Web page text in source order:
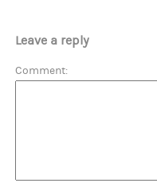
Leave a reply
Comment